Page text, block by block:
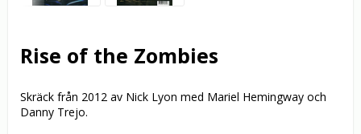
Rise of the Zombies
Skräck från 2012 av Nick Lyon med Mariel Hemingway och
Danny Trejo.